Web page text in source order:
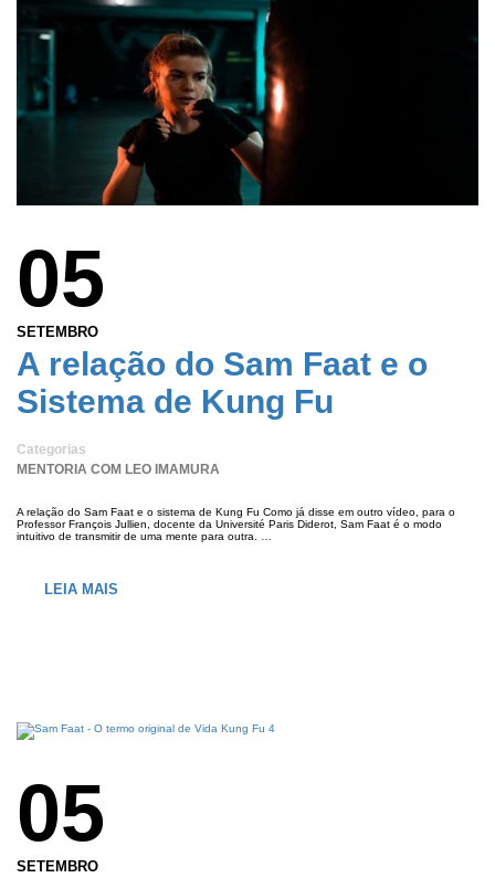
05
SETEMBRO
A relação do Sam Faat e o
Sistema de Kung Fu
Categorias
MENTORIA COM LEO IMAMURA
A relação do Sam Faat e o sistema de Kung Fu Como já disse em outro vídeo, para o
Professor François Jullien, docente da Université Paris Diderot, Sam Faat é o modo
intuitivo de transmitir de uma mente para outra. …
LEIA MAIS
05
SETEMBRO